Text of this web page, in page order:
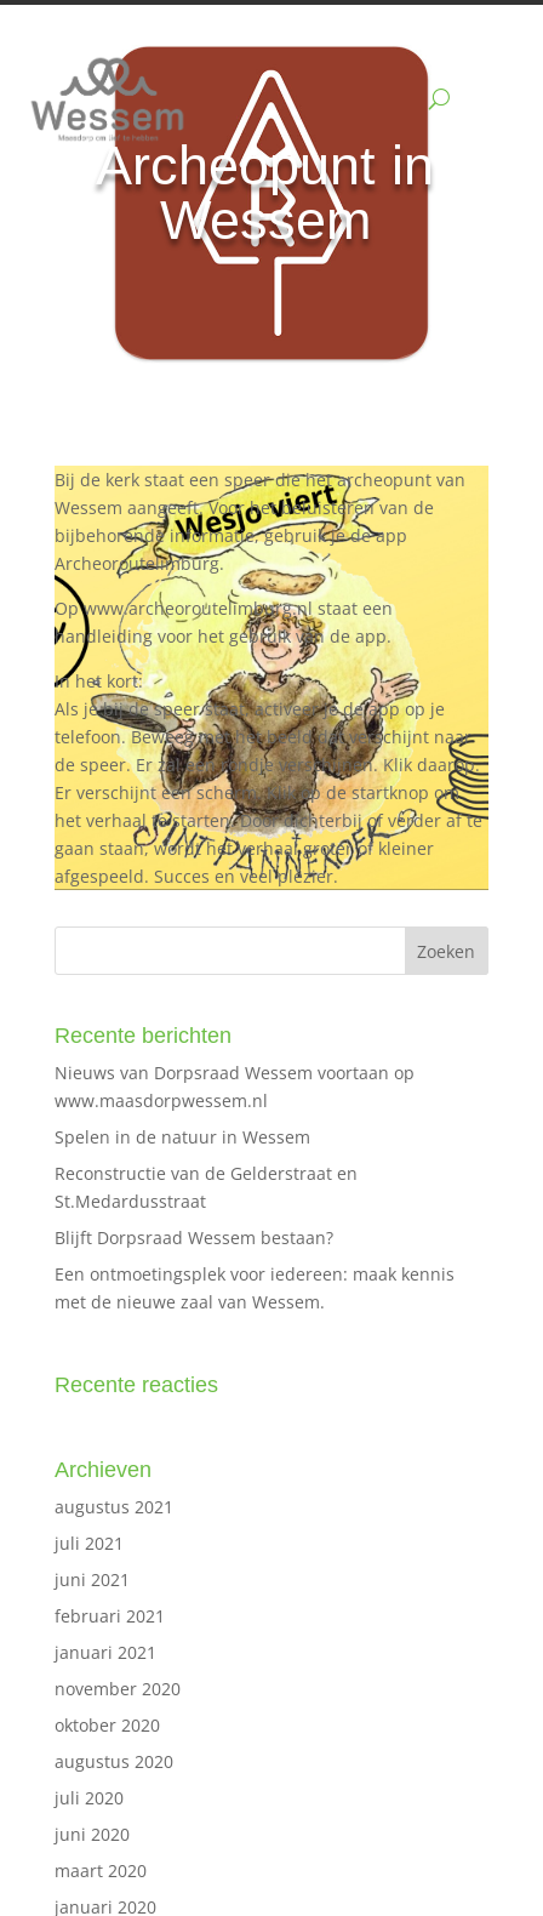
Archeopunt in
Wessem
Bij de kerk staat een speer die het archeopunt van
Wessem aangeeft. Voor het beluisteren van de
bijbehorende informatie, gebruik je de app
Archeoroutelimburg.
Op www.archeoroutelimburg.nl staat een
handleiding voor het gebruik van de app.
In het kort:
Als je bij de speer staat, activeer je de app op je
telefoon. Beweeg met het beeld dat verschijnt naar
de speer. Er zal een rondje verschijnen. Klik daarop.
Er verschijnt een scherm. Klik op de startknop om
het verhaal te starten. Door dichterbij of verder af te
gaan staan, wordt het verhaal groter of kleiner
afgespeeld. Succes en veel plezier.
Recente berichten
Nieuws van Dorpsraad Wessem voortaan op
www.maasdorpwessem.nl
Spelen in de natuur in Wessem
Reconstructie van de Gelderstraat en
St.Medardusstraat
Blijft Dorpsraad Wessem bestaan?
Een ontmoetingsplek voor iedereen: maak kennis
met de nieuwe zaal van Wessem.
Recente reacties
Archieven
augustus 2021
juli 2021
juni 2021
februari 2021
januari 2021
november 2020
oktober 2020
augustus 2020
juli 2020
juni 2020
maart 2020
januari 2020